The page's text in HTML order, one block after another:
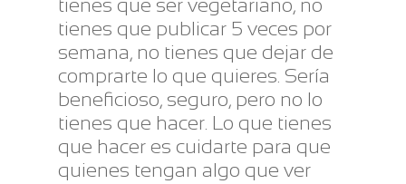
tienes que ser vegetariano, no
tienes que publicar 5 veces por
semana, no tienes que dejar de
comprarte lo que quieres. Sería
beneficioso, seguro, pero no lo
tienes que hacer. Lo que tienes
que hacer es cuidarte para que
quienes tengan algo que ver